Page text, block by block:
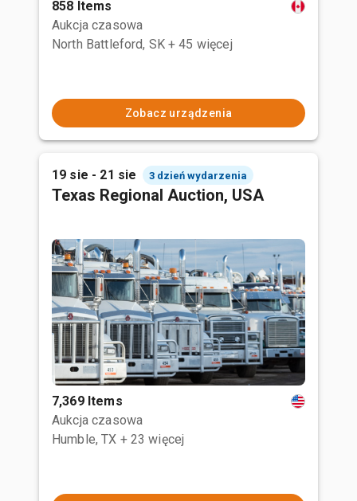
858 Items
Aukcja czasowa
North Battleford, SK + 45 więcej
Zobacz urządzenia
19 sie - 21 sie 3 dzień wydarzenia
Texas Regional Auction, USA
7,369 Items
Aukcja czasowa
Humble, TX + 23 więcej